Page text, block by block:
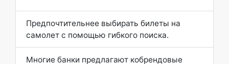
Предпочтительнее выбирать билеты на
самолет с помощью гибкого поиска.
Многие банки предлагают кобрендовые